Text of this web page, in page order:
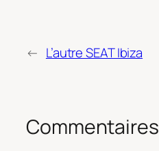
← L’autre SEAT Ibiza
Commentaires